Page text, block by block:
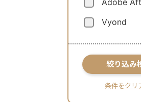
Vyond
絞り込み
条件をクリ